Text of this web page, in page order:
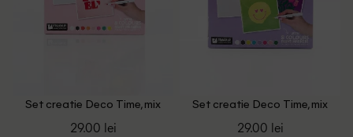
Set creatie Deco Time, mix
29.00 lei
Set creatie Deco Time, mix
29.00 lei